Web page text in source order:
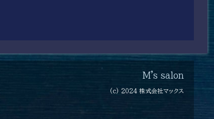
M's salon
(c) 2024 株式会社マックス